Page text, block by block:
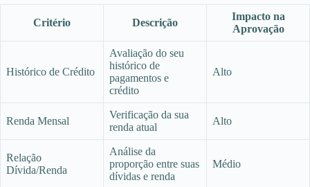
Critério Descrição
Impacto na
Aprovação
Histórico de Crédito
Avaliação do seu
histórico de
pagamentos e
crédito
Alto
Renda Mensal
Verificação da sua
renda atual
Alto
Relação
Dívida/Renda
Análise da
proporção entre suas
dívidas e renda
Médio